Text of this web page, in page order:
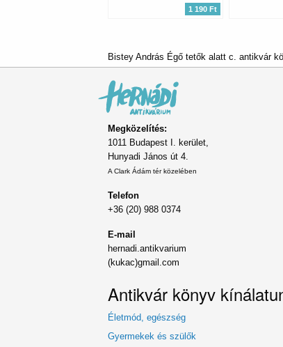
1 190 Ft
Bistey András Égő tetők alatt c. antikvár
Megközelítés:
1011 Budapest I. kerület,
Hunyadi János út 4.
A Clark Ádám tér közelében
Telefon
+36 (20) 988 0374
E-mail
hernadi.antikvarium
(kukac)gmail.com
Antikvár könyv
Életmód, egészség
Gyermekek és szülők